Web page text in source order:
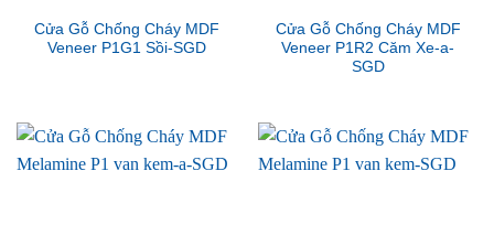
Cửa Gỗ Chống Cháy MDF
Veneer P1G1 Sồi-SGD
Cửa Gỗ Chống Cháy MDF
Veneer P1R2 Căm Xe-a-
SGD